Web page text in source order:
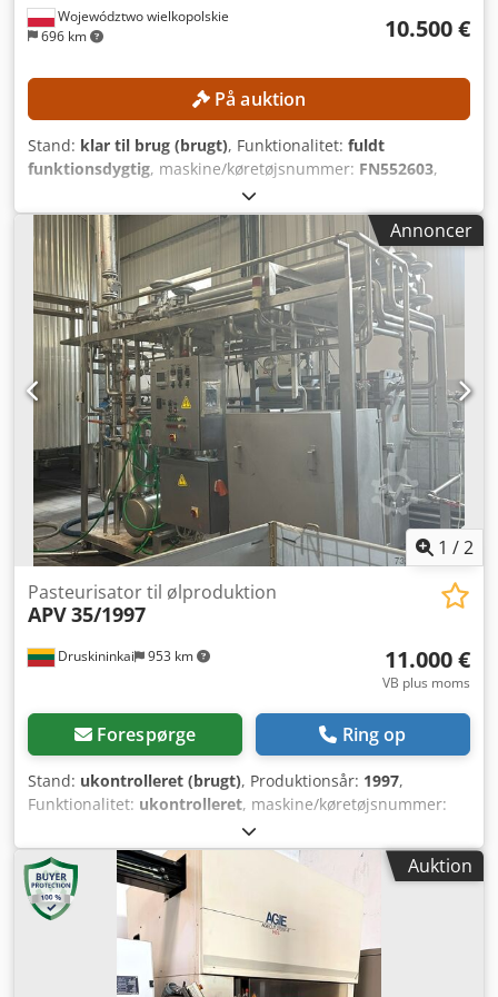
Województwo wielkopolskie
696 km
10.500 €
På auktion
Stand: klar til brug (brugt), Funktionalitet: fuldt
funktionsdygtig, maskine/køretøjsnummer: FN552603,
, driftstimer:
mm, mastetype:duplex, bygningshøjde:2.520 mm,
Udstyr: sideforskydning
, Ingen minimumspris – garanteret
salg til det højeste bud! TEKNISKE DETALJER Løftehøjde:
3.540 mm Byggehøjde: 2.520 mm MASKINDETALJER
Masttype: Duplex med fuld løftehøjde Dedpfx
Apszrlvfewskr Batterispænding: 80 V Batterikapacitet: 930
Ah Batteriets produktionsår: 2017 Hydraulikventiler: 3./4.
ventil Driftstimer: 1.398 timer UDSTYR Sideskift
Gaffelpositioneringsanordning Lader medfølger Ekstern
reference: SL13606SP
Annoncer
1 /2
Druskininkai 953 km
Pasteurisator til ølproduktion
APV35/1997
11.000 €
VB plus moms
Forespørge Ring op
Stand: ukontrolleret (brugt), Produktionsår: 1997,
Funktionalitet: ukontrolleret, maskine/køretøjsnummer:
, Ølpasteur – Veksler Producent: APV Model / År: 35
/ 1997 Kapacitet: 8.000 kg/t Arbejdstryk: 16 bar
Djdpfxequuxuo Apwekr Maks. arbejdstemperatur: 95 °C
Auktion